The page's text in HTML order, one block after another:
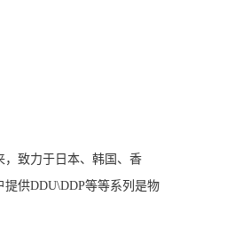
，致力于日本、韩国、香
供DDU\DDP等等系列是物